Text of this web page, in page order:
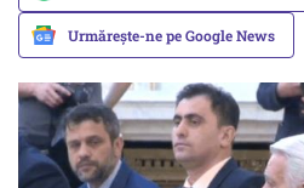
Urmărește-ne pe Google News